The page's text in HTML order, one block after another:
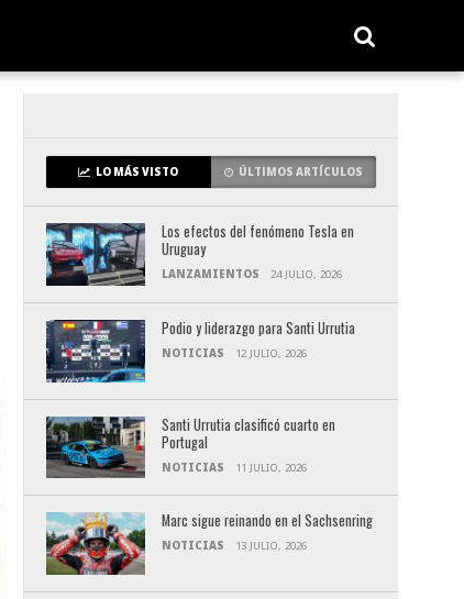
LO MÁS VISTO ÚLTIMOS ARTÍCULOS
Los efectos del fenómeno Tesla en
Uruguay
LANZAMIENTOS 24 JULIO, 2026
Podio y liderazgo para Santi Urrutia
NOTICIAS 12 JULIO, 2026
Santi Urrutia clasificó cuarto en
Portugal
NOTICIAS 11 JULIO, 2026
Marc sigue reinando en el Sachsenring
NOTICIAS 13 JULIO, 2026